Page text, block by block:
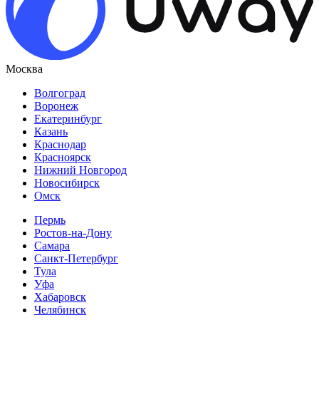
Москва
Волгоград
Воронеж
Екатеринбург
Казань
Краснодар
Красноярск
Нижний Новгород
Новосибирск
Омск
Пермь
Ростов-на-Дону
Самара
Санкт-Петербург
Тула
Уфа
Хабаровск
Челябинск